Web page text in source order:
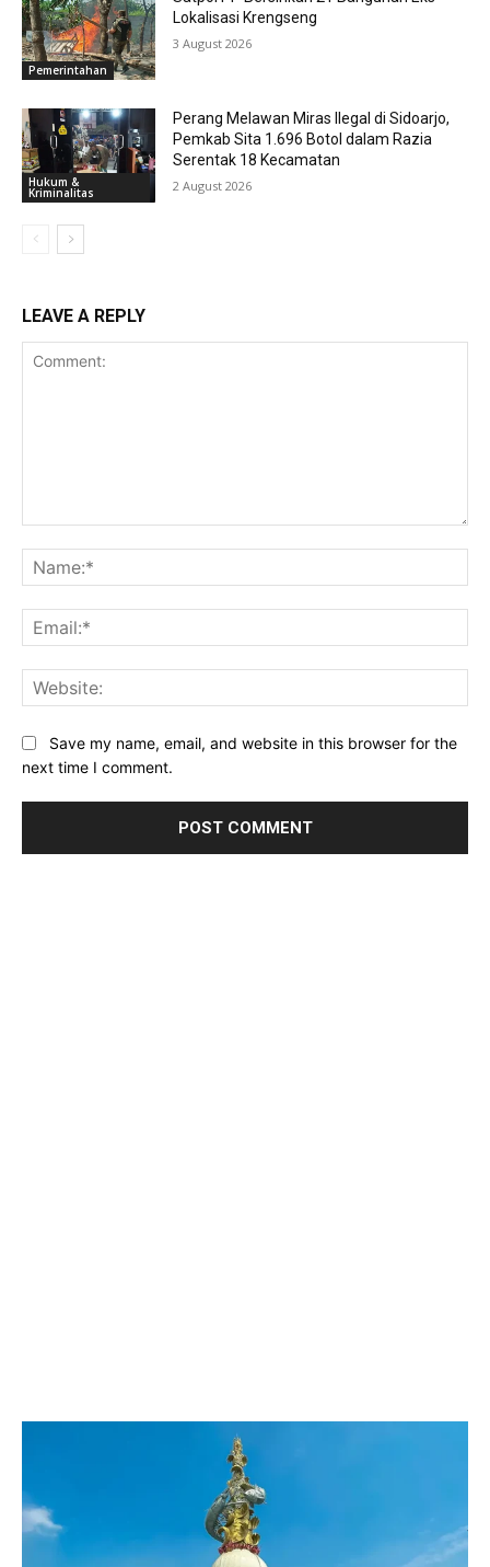
Pemerintahan
Lokalisasi Krengseng
3 August 2026
Hukum &
Kriminalitas
Perang Melawan Miras Ilegal di Sidoarjo,
Pemkab Sita 1.696 Botol dalam Razia
Serentak 18 Kecamatan
2 August 2026
LEAVE A REPLY
Save my name, email, and website in this browser for the
next time I comment.